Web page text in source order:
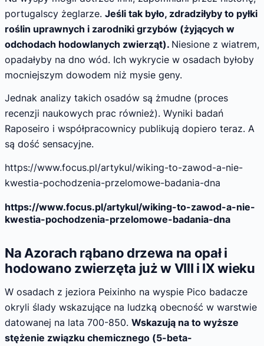
portugalscy żeglarze. Jeśli tak było, zdradziłyby to pyłki
roślin uprawnych i zarodniki grzybów (żyjących w
odchodach hodowlanych zwierząt). Niesione z wiatrem,
opadałyby na dno wód. Ich wykrycie w osadach byłoby
mocniejszym dowodem niż mysie geny.
Jednak analizy takich osadów są żmudne (proces
recenzji naukowych prac również). Wyniki badań
Raposeiro i współpracownicy publikują dopiero teraz. A
są dość sensacyjne.
https://www.focus.pl/artykul/wiking-to-zawod-a-nie-
kwestia-pochodzenia-przelomowe-badania-dna
https://www.focus.pl/artykul/wiking-to-zawod-a-nie-
kwestia-pochodzenia-przelomowe-badania-dna
Na Azorach rąbano drzewa na opał i
hodowano zwierzęta już w VIII i IX wieku
W osadach z jeziora Peixinho na wyspie Pico badacze
okryli ślady wskazujące na ludzką obecność w warstwie
datowanej na lata 700-850. Wskazują na to wyższe
stężenie związku chemicznego (5-beta-